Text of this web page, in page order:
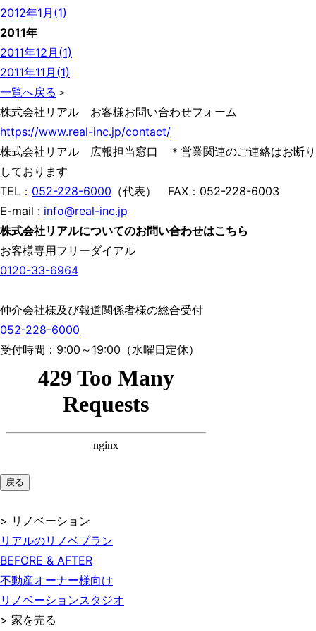
2012年1月(1)
2011年
2011年12月(1)
2011年11月(1)
一覧へ戻る ＞
株式会社リアル お客様お問い合わせフォーム
https://www.real-inc.jp/contact/
株式会社リアル 広報担当窓口 ＊営業関連のご連絡はお断り
しております
TEL： 052-228-6000 （代表） FAX：052-228-6003
E-mail : info@real-inc.jp
株式会社リアルについてのお問い合わせはこちら
お客様専用フリーダイアル
0120-33-6964
仲介会社様及び報道関係者様の総合受付
052-228-6000
受付時間：9:00～19:00（水曜日定休）
戻る
> リノベーション
リアルのリノベプラン
BEFORE & AFTER
不動産オーナー様向け
リノベーションスタジオ
> 家を売る